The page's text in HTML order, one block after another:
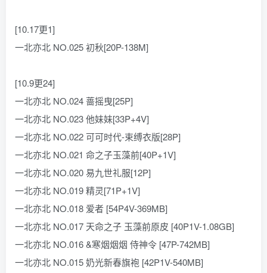
[10.17更1]
一北亦北 NO.025 初秋[20P-138M]
[10.9更24]
一北亦北 NO.024 蔷摇曳[25P]
一北亦北 NO.023 他妹妹[33P+4V]
一北亦北 NO.022 可可时代-束缚衣版[28P]
一北亦北 NO.021 命之子玉藻前[40P+1V]
一北亦北 NO.020 易九世礼服[12P]
一北亦北 NO.019 精灵[71P+1V]
一北亦北 NO.018 爱者 [54P4V-369MB]
一北亦北 NO.017 天命之子 玉藻前原皮 [40P1V-1.08GB]
一北亦北 NO.016 &寒烟烟烟 侍神令 [47P-742MB]
一北亦北 NO.015 奶光新春旗袍 [42P1V-540MB]